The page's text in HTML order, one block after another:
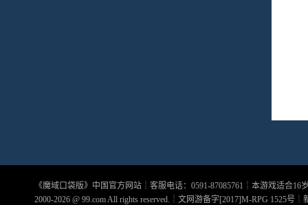
《魔域口袋版》中国官方网站┊客服电话：0591-87085761┊本游戏适合16
2000-2026 @ 99.comAll rights reserved.┊文网游备字[2017]M-RPG 1525号┊